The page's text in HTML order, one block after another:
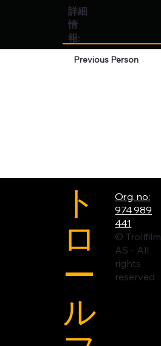
詳細
情
報:
Previous Person
ト
ロ
ー
ル
Org. no:
974 989
441
© Trollfilm
AS - All
rights
reserved